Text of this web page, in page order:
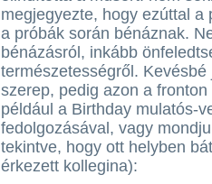
megjegyezte, hogy ezúttal
a próbák során bénáznak.
bénázásról, inkább
természetességről.
szerep, pedig azon a
például a Birthday mulatós-
fedolgozásával, vagy
tekintve, hogy ott helyben
érkezett kollegina):